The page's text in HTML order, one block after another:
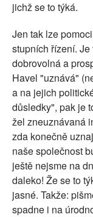
jichž se to týká.
Jen tak lze
stupních řízení.
dobrovolná a
Havel "uznává"
a na jejich
důsledky", pak je
žel zneuznávaná
zda konečně
naše společnost
ještě nejsme na
daleko! Že se to
jasné. Takže:
spadne i na